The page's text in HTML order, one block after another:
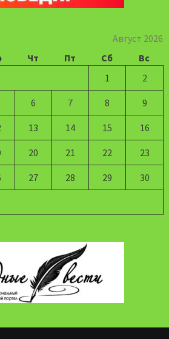
Август 2026
Чт Пт Сб
Вс
1
2
6 7 8 9
13 14 15 16
20 21 22 23
27 28 29 30